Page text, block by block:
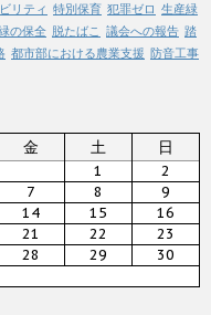
リティ 特別保育 犯罪ゼロ 生産緑
の保全 脱たばこ 議会への報告 踏
都市部における農業支援 防音工事
金 土 日
1
2
7 8
9
14 15
16
21 22
23
28 29
30